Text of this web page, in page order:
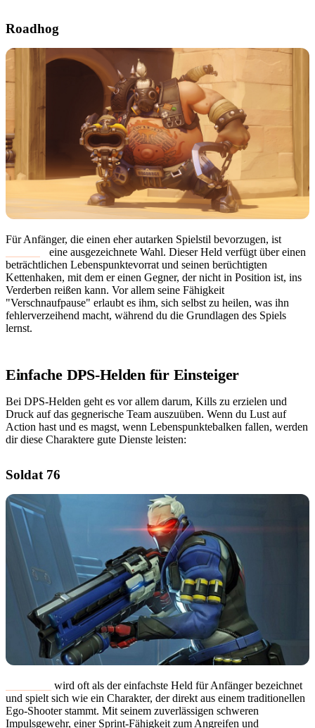
Roadhog
Für Anfänger, die einen eher autarken Spielstil bevorzugen, ist
eine ausgezeichnete Wahl. Dieser Held verfügt über einen
beträchtlichen Lebenspunktevorrat und seinen berüchtigten
Kettenhaken, mit dem er einen Gegner, der nicht in Position ist, ins
Verderben reißen kann. Vor allem seine Fähigkeit
"Verschnaufpause" erlaubt es ihm, sich selbst zu heilen, was ihn
fehlerverzeihend macht, während du die Grundlagen des Spiels
lernst.
Einfache DPS-Helden für Einsteiger
Bei DPS-Helden geht es vor allem darum, Kills zu erzielen und
Druck auf das gegnerische Team auszuüben. Wenn du Lust auf
Action hast und es magst, wenn Lebenspunktebalken fallen, werden
dir diese Charaktere gute Dienste leisten:
Soldat 76
wird oft als der einfachste Held für Anfänger bezeichnet
und spielt sich wie ein Charakter, der direkt aus einem traditionellen
Ego-Shooter stammt. Mit seinem zuverlässigen schweren
Impulsgewehr, einer Sprint-Fähigkeit zum Angreifen und